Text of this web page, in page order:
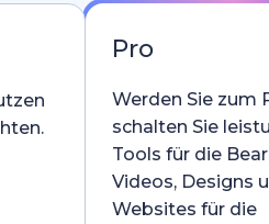
Pro
Werden Sie zum
schalten Sie
Tools für die
Videos, Designs
Websites für die